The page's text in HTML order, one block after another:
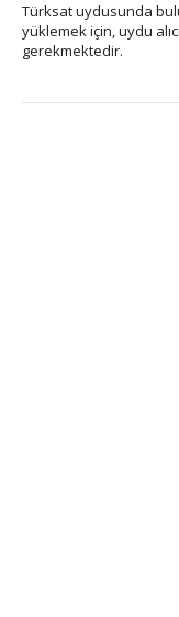
Türksat uydusunda
yüklemek için, uydu
gerekmektedir.